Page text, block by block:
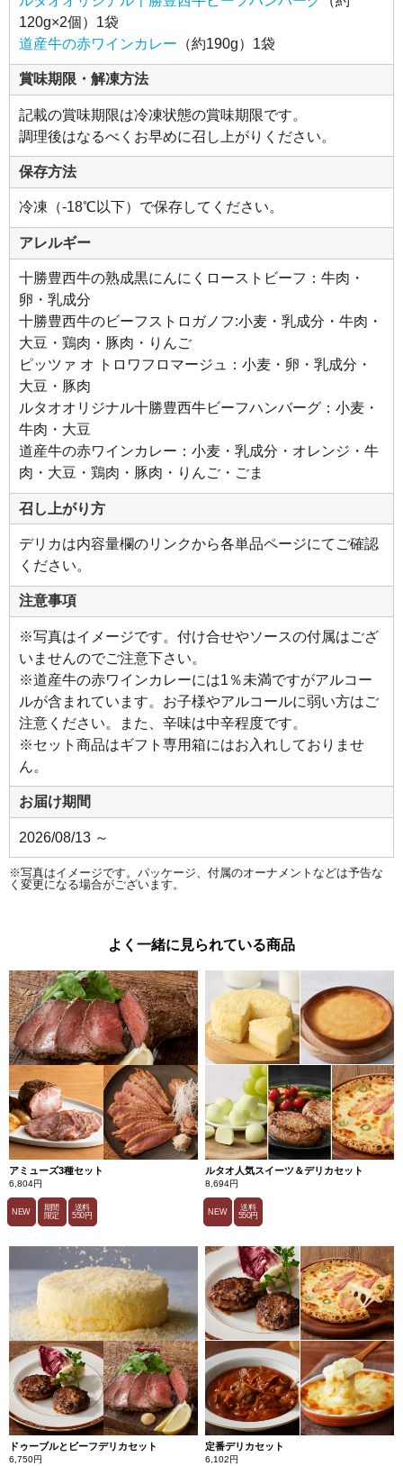
な味
わい
が広
がり
ま
す。
お好
みで
ハチ
ミツ
をか
ける
と、
さら
に美
味し
く召
し上
がれ
ま
す。
●ル
タオ
オリ
ジナ
ル十
勝豊
西牛
ビー
フハ
ンバ
ーグ
北海
道十
勝産
の
「豊
西
牛」
は、
余分
な脂
身が
少な
く赤
身の
旨味
を存
分に
堪能
でき
る牛
肉で
す。
そん
なこ
だわ
りの
「豊
西
牛」
をふ
んだ
んに
使っ
た、
あふ
れる
肉汁
と牛
肉の
旨み
を楽
しめ
るハ
産牛
の赤
ワイ
ンカ
レー
北海
道産
の牛
すね
肉、
赤ワ
イン
を使
用し
た食
べご
たえ
のあ
るビ
ーフ
カレ
ー。
ね肉
長時
間煮
込む
こと
でや
わら
かく
仕上
げま
し
た。
玉ね
ぎは
甘み
の強
い北
海道
120g×2個）1袋
道産牛の赤ワインカレー （約190g）1袋
賞味期限・解凍方法
記載の賞味期限は冷凍状態の賞味期限です。
調理後はなるべくお早めに召し上がりください。
保存方法
冷凍（-18℃以下）で保存してください。
アレルギー
十勝豊西牛の熟成黒にんにくローストビーフ：牛肉・
卵・乳成分
十勝豊西牛のビーフストロガノフ:小麦・乳成分・牛肉・
大豆・鶏肉・豚肉・りんご
ピッツァ オ トロワフロマージュ：小麦・卵・乳成分・
大豆・豚肉
ルタオオリジナル十勝豊西牛ビーフハンバーグ：小麦・
牛肉・大豆
道産牛の赤ワインカレー：小麦・乳成分・オレンジ・牛
肉・大豆・鶏肉・豚肉・りんご・ごま
召し上がり方
デリカは内容量欄のリンクから各単品ページにてご確認
ください。
注意事項
※写真はイメージです。付け合せやソースの付属はござ
いませんのでご注意下さい。
※道産牛の赤ワインカレーには1％未満ですがアルコー
ルが含まれています。お子様やアルコールに弱い方はご
注意ください。また、辛味は中辛程度です。
※セット商品はギフト専用箱にはお入れしておりませ
ん。
お届け期間
2026/08/13 ～
※写真はイメージです。パッケージ、付属のオーナメントなどは予告な
く変更になる場合がございます。
よく一緒に見られている商品
アミューズ3種セット
6,804円
NEW
期間
限定
送料
550円
ルタオ人気スイーツ＆デリカセット
8,694円
NEW
送料
550円
ドゥーブルとビーフデリカセット
6,750円
定番デリカセット
6,102円